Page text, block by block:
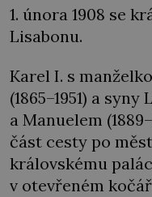
1. února 1908 se
Lisabonu.
Karel I. s
(1865–1951) a
a Manuelem
část cesty po
královskému
v otevřeném